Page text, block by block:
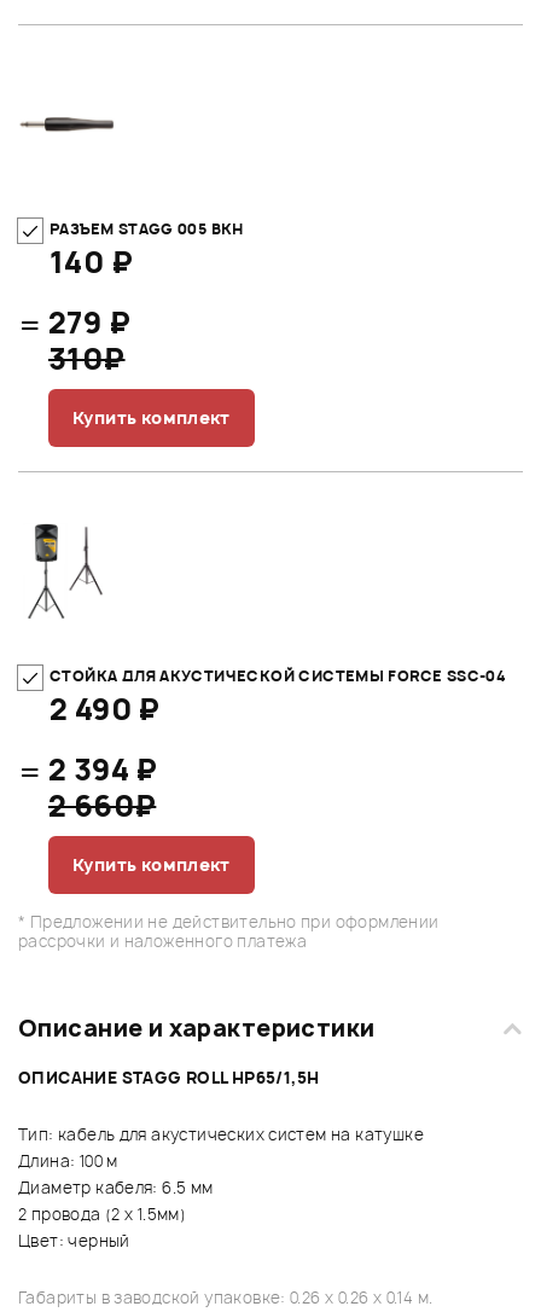
РАЗЪЕМ STAGG 005 BKH
140 ₽
= 279 ₽
310₽
Купить комплект
СТОЙКА ДЛЯ АКУСТИЧЕСКОЙ СИСТЕМЫ FORCE SSC-04
2 490 ₽
= 2 394 ₽
2 660₽
Купить комплект
* Предложении не действительно при оформлении
рассрочки и наложенного платежа
Описание и характеристики
ОПИСАНИЕ STAGG ROLL HP65/1,5H
Тип: кабель для акустических систем на катушке
Длина: 100 м
Диаметр кабеля: 6.5 мм
2 провода (2 х 1.5мм)
Цвет: черный
Габариты в заводской упаковке: 0.26 x 0.26 x 0.14 м.